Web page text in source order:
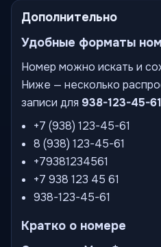
Дополнительно
Удобные форматы
Номер можно искать и
Ниже — несколько
записи для 938-123-45-61
+7 (938) 123-45-61
8 (938) 123-45-61
+79381234561
+7 938 123 45 61
938-123-45-61
Кратко о номере